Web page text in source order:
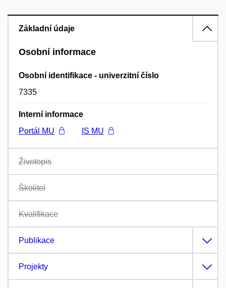
Základní údaje
Osobní informace
Osobní identifikace - univerzitní číslo
7335
Interní informace
Portál MU
IS MU
Životopis
Školitel
Kvalifikace
Publikace
Projekty